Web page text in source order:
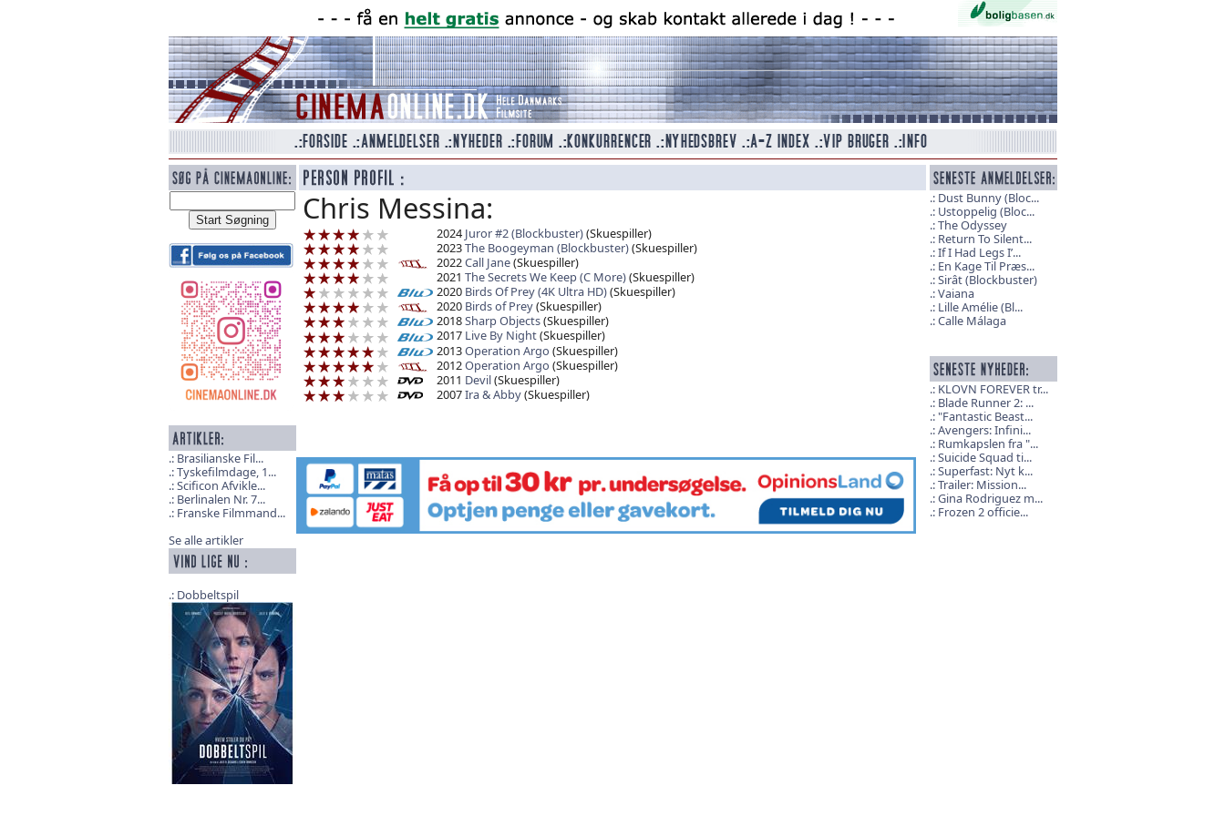
Brasilianske Fil...
Tyskefilmdage, 1...
Scificon Afvikle...
Berlinalen Nr. 7...
Franske Filmmand...
Se alle artikler
Dobbeltspil
Chris Messina:
2024 Juror #2 (Blockbuster)(Skuespiller)
2023The Boogeyman (Blockbuster)(Skuespiller)
2022Call Jane(Skuespiller)
2021 The Secrets We Keep (C More)(Skuespiller)
2020 Birds Of Prey (4K Ultra HD)(Skuespiller)
2020 Birds of Prey(Skuespiller)
2018Sharp Objects(Skuespiller)
2017 Live By Night(Skuespiller)
2013Operation Argo (Skuespiller)
2012Operation Argo (Skuespiller)
2011 Devil(Skuespiller)
2007Ira & Abby(Skuespiller)
Dust Bunny (Bloc...
Ustoppelig (Bloc...
The Odyssey
Return To Silent...
If I Had Legs I’...
En Kage Til Præs...
Sirât (Blockbuster)
Vaiana
Lille Amélie (Bl...
Calle Málaga
KLOVN FOREVER tr...
Blade Runner 2: ...
"Fantastic Beast...
Avengers: Infini...
Rumkapslen fra "...
Suicide Squad ti...
Superfast: Nyt k...
Trailer: Mission...
Gina Rodriguez m...
Frozen 2 officie...